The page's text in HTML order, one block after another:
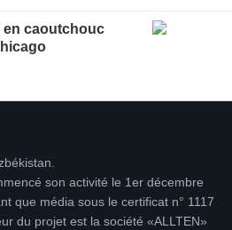
en caoutchouc
son activité le 1er décembre
que média sous le certificat n° 1117
du projet est la société «ALLTEN»